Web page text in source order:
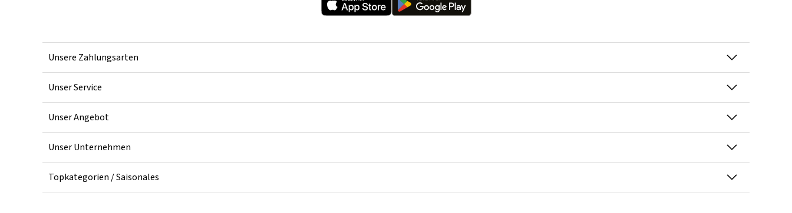
Unsere Zahlungsarten
Unser Service
Unser Angebot
Unser Unternehmen
Topkategorien / Saisonales